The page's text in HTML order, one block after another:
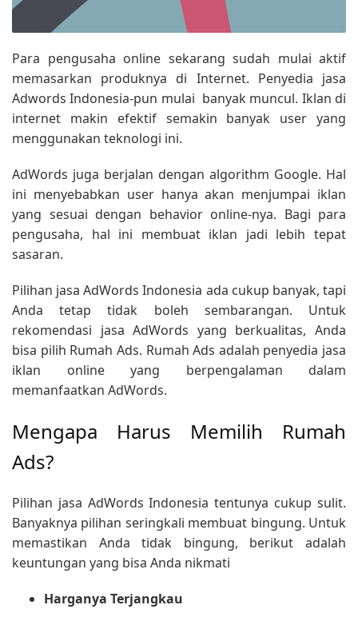
Para pengusaha online sekarang sudah mulai aktif
memasarkan produknya di Internet. Penyedia jasa
Adwords Indonesia-pun mulai banyak muncul. Iklan di
internet makin efektif semakin banyak user yang
menggunakan teknologi ini.
AdWords juga berjalan dengan algorithm Google. Hal
ini menyebabkan user hanya akan menjumpai iklan
yang sesuai dengan behavior online-nya. Bagi para
pengusaha, hal ini membuat iklan jadi lebih tepat
sasaran.
Pilihan jasa AdWords Indonesia ada cukup banyak, tapi
Anda tetap tidak boleh sembarangan. Untuk
rekomendasi jasa AdWords yang berkualitas, Anda
bisa pilih Rumah Ads. Rumah Ads adalah penyedia jasa
iklan online yang berpengalaman dalam
memanfaatkan AdWords.
Mengapa Harus Memilih Rumah
Ads?
Pilihan jasa AdWords Indonesia tentunya cukup sulit.
Banyaknya pilihan seringkali membuat bingung. Untuk
memastikan Anda tidak bingung, berikut adalah
keuntungan yang bisa Anda nikmati
Harganya Terjangkau